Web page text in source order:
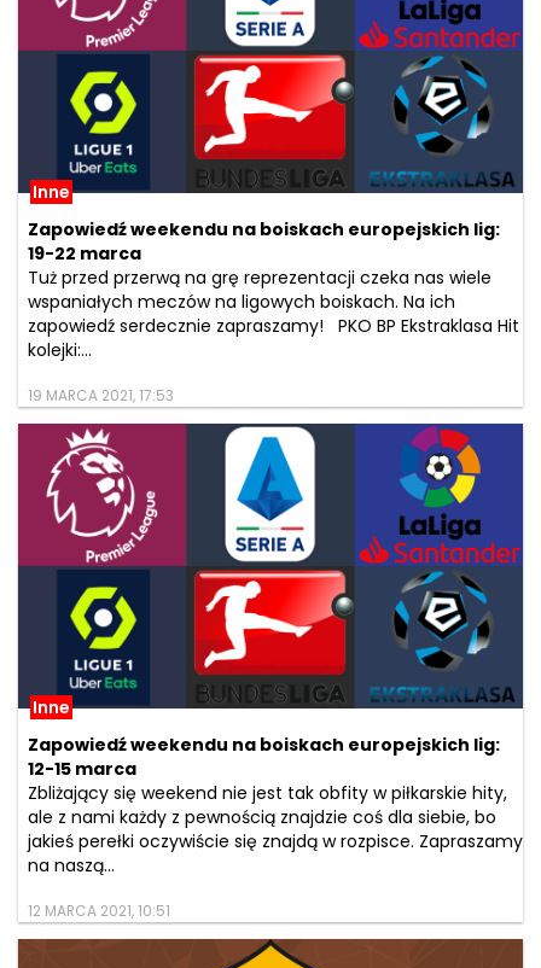
Inne
Zapowiedź weekendu na boiskach europejskich lig:
19-22 marca
Tuż przed przerwą na grę reprezentacji czeka nas wiele
wspaniałych meczów na ligowych boiskach. Na ich
zapowiedź serdecznie zapraszamy! PKO BP Ekstraklasa Hit
kolejki:...
19 MARCA 2021, 17:53
Inne
Zapowiedź weekendu na boiskach europejskich lig:
12-15 marca
Zbliżający się weekend nie jest tak obfity w piłkarskie hity,
ale z nami każdy z pewnością znajdzie coś dla siebie, bo
jakieś perełki oczywiście się znajdą w rozpisce. Zapraszamy
na naszą...
12 MARCA 2021, 10:51